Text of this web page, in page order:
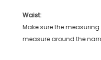
Waist:
Make sure the
measure around the